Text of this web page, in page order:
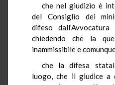
che nel giudizio è
del Consiglio dei
difeso
chiedendo che la
inammissibile e
che la difesa
luogo, che il giudice a